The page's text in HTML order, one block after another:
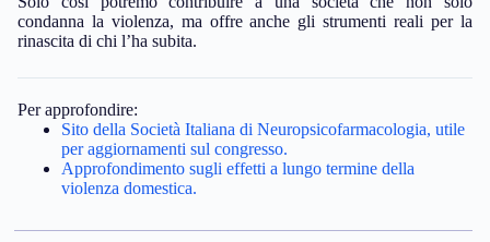
condanna la violenza, ma offre anche gli strumenti reali per la
rinascita di chi l’ha subita.
Per approfondire:
Sito della Società Italiana di Neuropsicofarmacologia, utile
per aggiornamenti sul congresso.
Approfondimento sugli effetti a lungo termine della
violenza domestica.